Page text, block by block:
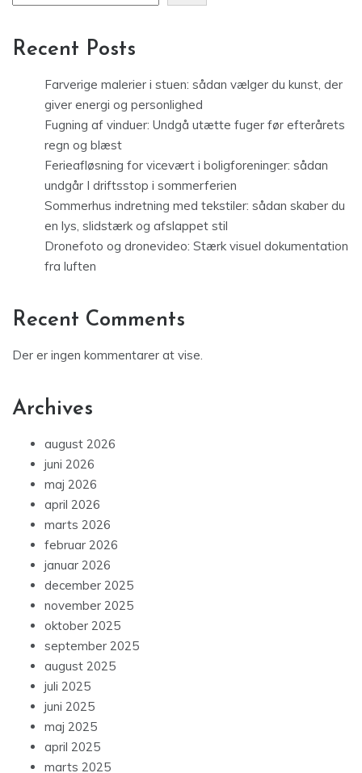
Recent Posts
Farverige malerier i stuen: sådan vælger du kunst, der
giver energi og personlighed
Fugning af vinduer: Undgå utætte fuger før efterårets
regn og blæst
Ferieafløsning for vicevært i boligforeninger: sådan
undgår I driftsstop i sommerferien
Sommerhus indretning med tekstiler: sådan skaber du
en lys, slidstærk og afslappet stil
Dronefoto og dronevideo: Stærk visuel dokumentation
fra luften
Recent Comments
Der er ingen kommentarer at vise.
Archives
august 2026
juni 2026
maj 2026
april 2026
marts 2026
februar 2026
januar 2026
december 2025
november 2025
oktober 2025
september 2025
august 2025
juli 2025
juni 2025
maj 2025
april 2025
marts 2025